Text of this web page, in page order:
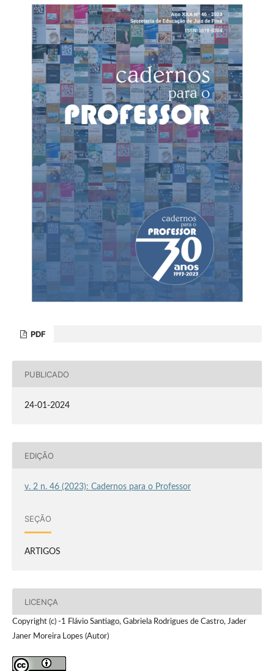
PDF
PUBLICADO
24-01-2024
EDIÇÃO
v. 2 n. 46 (2023): Cadernos para o Professor
SEÇÃO
ARTIGOS
LICENÇA
Copyright (c) -1 Flávio Santiago, Gabriela Rodrigues de Castro, Jader
Janer Moreira Lopes (Autor)